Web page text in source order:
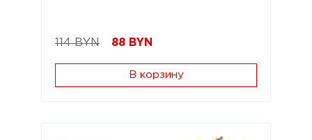
114 BYN 88 BYN
В корзину